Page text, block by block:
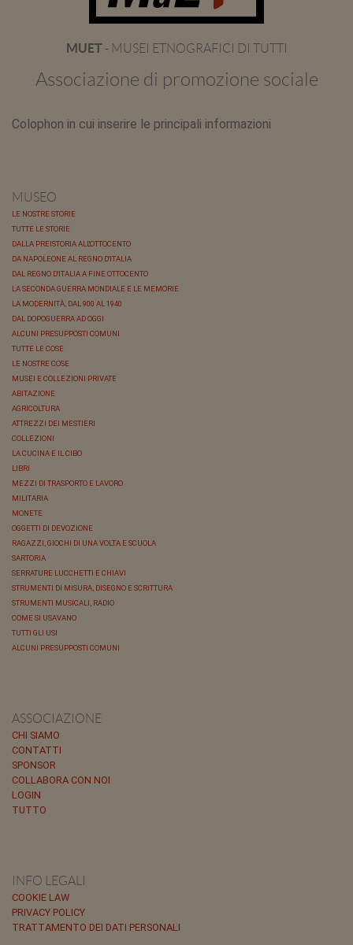
MUET - MUSEI ETNOGRAFICI DI TUTTI
Associazione di promozione sociale
Colophon in cui inserire le principali informazioni
MUSEO
LE NOSTRE STORIE
TUTTE LE STORIE
DALLA PREISTORIA ALL'OTTOCENTO
DA NAPOLEONE AL REGNO D'ITALIA
DAL REGNO D'ITALIA A FINE OTTOCENTO
LA SECONDA GUERRA MONDIALE E LE MEMORIE
LA MODERNITÀ, DAL 900 AL 1940
DAL DOPOGUERRA AD OGGI
ALCUNI PRESUPPOSTI COMUNI
TUTTE LE COSE
LE NOSTRE COSE
MUSEI E COLLEZIONI PRIVATE
ABITAZIONE
AGRICOLTURA
ATTREZZI DEI MESTIERI
COLLEZIONI
LA CUCINA E IL CIBO
LIBRI
MEZZI DI TRASPORTO E LAVORO
MILITARIA
MONETE
OGGETTI DI DEVOZIONE
RAGAZZI, GIOCHI DI UNA VOLTA E SCUOLA
SARTORIA
SERRATURE LUCCHETTI E CHIAVI
STRUMENTI DI MISURA, DISEGNO E SCRITTURA
STRUMENTI MUSICALI, RADIO
COME SI USAVANO
TUTTI GLI USI
ALCUNI PRESUPPOSTI COMUNI
ASSOCIAZIONE
CHI SIAMO
CONTATTI
SPONSOR
COLLABORA CON NOI
LOGIN
TUTTO
INFO LEGALI
COOKIE LAW
PRIVACY POLICY
TRATTAMENTO DEI DATI PERSONALI